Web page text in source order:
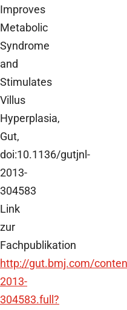
Improves
Metabolic
Syndrome
and
Stimulates
Villus
Hyperplasia,
Gut,
doi:10.1136/gutjnl-
2013-
304583
Link
zur
Fachpublikation
http://gut.bmj.com/
2013-
304583.full?